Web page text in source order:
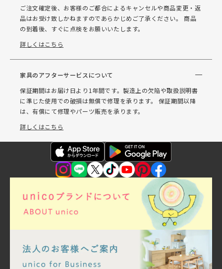
ご注文確定後、お客様のご都合によるキャンセルや商品変更・返
品はお受け致しかねますのであらかじめご了承ください。 商品
の到着後、すぐに点検をお願いいたします。
詳しくはこちら
家具のアフターサービスについて
保証期間はお届け日より1年間です。製造上の欠陥や取扱説明書
に準じた使用での破損は無償で修理を承ります。 保証期間以降
は、有償にて修理やパーツ販売を承ります。
詳しくはこちら